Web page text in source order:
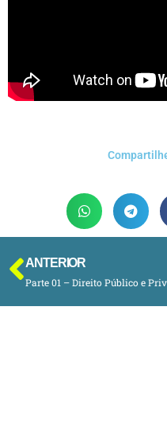
ANTERIOR